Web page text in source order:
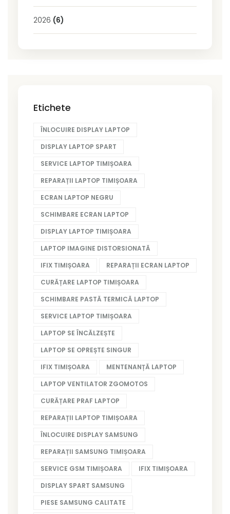
2026 (6)
Etichete
ÎNLOCUIRE DISPLAY LAPTOP
DISPLAY LAPTOP SPART
SERVICE LAPTOP TIMIȘOARA
REPARAȚII LAPTOP TIMIȘOARA
ECRAN LAPTOP NEGRU
SCHIMBARE ECRAN LAPTOP
DISPLAY LAPTOP TIMIȘOARA
LAPTOP IMAGINE DISTORSIONATĂ
IFIX TIMIȘOARA
REPARAȚII ECRAN LAPTOP
CURĂȚARE LAPTOP TIMIȘOARA
SCHIMBARE PASTĂ TERMICĂ LAPTOP
SERVICE LAPTOP TIMIȘOARA
LAPTOP SE ÎNCĂLZEȘTE
LAPTOP SE OPREȘTE SINGUR
IFIX TIMIȘOARA
MENTENANȚĂ LAPTOP
LAPTOP VENTILATOR ZGOMOTOS
CURĂȚARE PRAF LAPTOP
REPARAȚII LAPTOP TIMIȘOARA
ÎNLOCUIRE DISPLAY SAMSUNG
REPARAȚII SAMSUNG TIMIȘOARA
SERVICE GSM TIMIȘOARA
IFIX TIMIȘOARA
DISPLAY SPART SAMSUNG
PIESE SAMSUNG CALITATE